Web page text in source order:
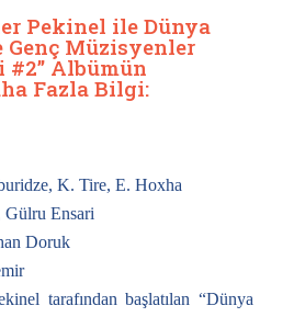
Pekinel ile Dünya
Genç Müzisyenler
#2” Albümün
Fazla Bilgi:
K. Tire, E. Hoxha
Gülru Ensari
Doruk
tarafından başlatılan “Dünya